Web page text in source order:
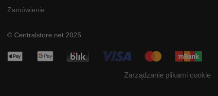
Zamówienie
© Centralstore.net 2025
Zarządzanie plikami cookie